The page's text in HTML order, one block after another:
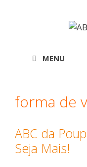
MENU
forma de
ABC da
Seja Mais!